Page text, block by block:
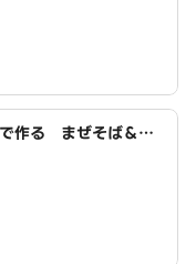
作る まぜそば＆ら